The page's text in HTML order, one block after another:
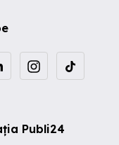
Publi24